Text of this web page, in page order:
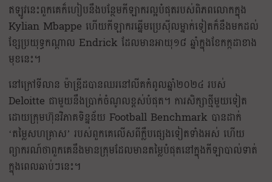
ឥឡូវនេះពួកគេក៏ហៀបនឹងបន្ថែមកីឡាករល្អបំផុតរបស់ពិភពលោកក្នុង
Kylian Mbappe ហើយកីឡាករឆ្នើមប្រេស៊ីលម្នាក់ទៀតក៏នឹងមកដល់
ខ្សែប្រយុទ្ធកណ្តាល Endrick ដែលមានអាយុ១៨ ឆ្នាំក្នុងខែកក្កដាខាង
មុខនេះ។
នៅក្រៅទីលាន ម៉ាឌ្រីដបានឈរនៅលីគកំពូលឆ្នាំ២០២៤ របស់
Deloitte ជាមួយនឹងប្រាក់ចំណូលខ្ពស់បំផុត។ ការសិក្សាថ្មីមួយទៀត
ដោយក្រុមហ៊ុនវិភាគទិន្នន័យ Football Benchmark បានដាក់
‘តម្លៃសហគ្រាស’ របស់ពួកគេលើសពីក្លឹបផ្សេងទៀតទាំងអស់ ហើយ
ព្យាករណ៍ថាពួកគេនឹងមានក្រុមដែលមានតម្លៃបំផុតនៅក្នុងកីឡាបាល់ទាត់
ក្នុងពេលឆាប់ៗនេះ។